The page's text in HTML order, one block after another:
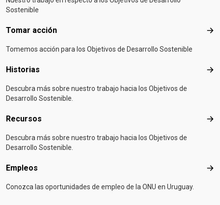
Sostenible
Tomar acción
Tomemos acción para los Objetivos de Desarrollo Sostenible
Historias
Descubra más sobre nuestro trabajo hacia los Objetivos de
Desarrollo Sostenible.
Recursos
Descubra más sobre nuestro trabajo hacia los Objetivos de
Desarrollo Sostenible.
Empleos
Conozca las oportunidades de empleo de la ONU en Uruguay.